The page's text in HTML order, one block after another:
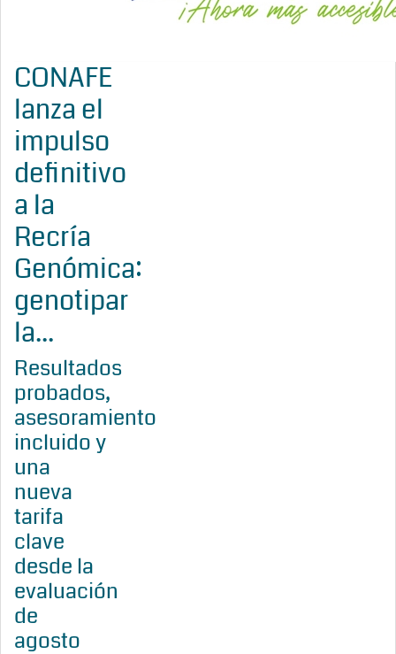
CONAFE
lanza el
impulso
definitivo
a la
Recría
Genómica:
genotipar
la...
Resultados
probados,
asesoramiento
incluido y
una
nueva
tarifa
clave
desde la
evaluación
de
agosto